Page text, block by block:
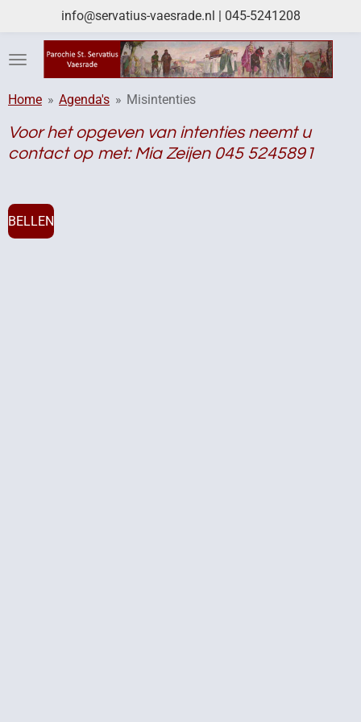
naar
hoofdinhoud
info@servatius-vaesrade.nl | 045-5241208
Home » Agenda's » Misintenties
Voor het opgeven van intenties neemt u
contact op met: Mia Zeijen 045 5245891
BELLEN